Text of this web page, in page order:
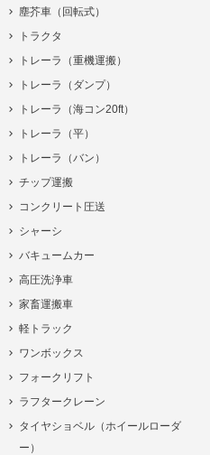
塵芥車（回転式）
トラクタ
トレーラ（重機運搬）
トレーラ（ダンプ）
トレーラ（海コン20ft）
トレーラ（平）
トレーラ（バン）
チップ運搬
コンクリート圧送
シャーシ
バキュームカー
高圧洗浄車
家畜運搬車
軽トラック
ワンボックス
フォークリフト
ラフタークレーン
タイヤショベル（ホイールローダ
ー）